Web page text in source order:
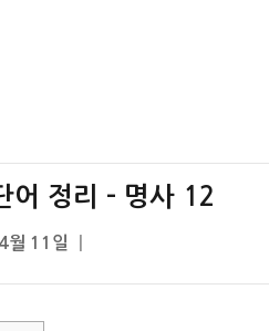
어 정리 – 명사 12
월 11일